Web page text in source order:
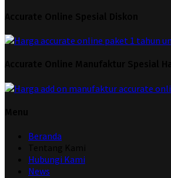
Beranda
Hubungi Kami
News